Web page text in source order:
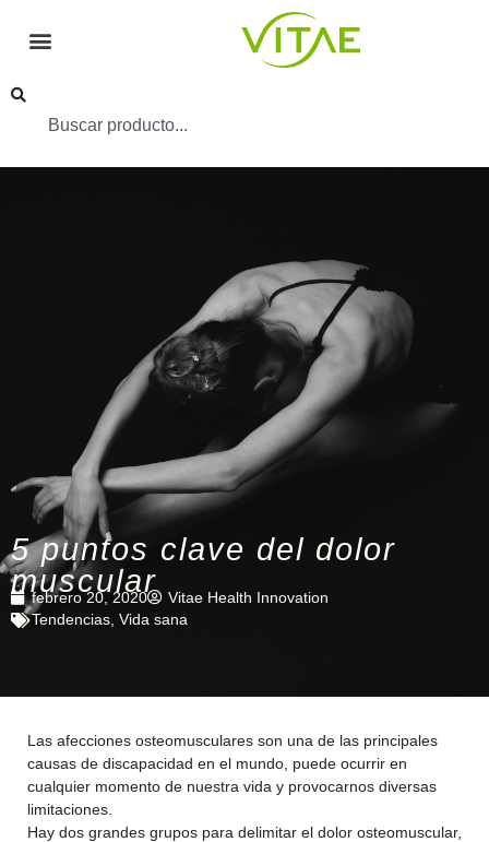
5 puntos clave del dolor
muscular
febrero 20, 2020
Vitae Health Innovation
Tendencias Vida sana
Las afecciones osteomusculares son una de las principales
causas de discapacidad en el mundo, puede ocurrir en
cualquier momento de nuestra vida y provocarnos diversas
limitaciones.
Hay dos grandes grupos para delimitar el dolor osteomuscular,